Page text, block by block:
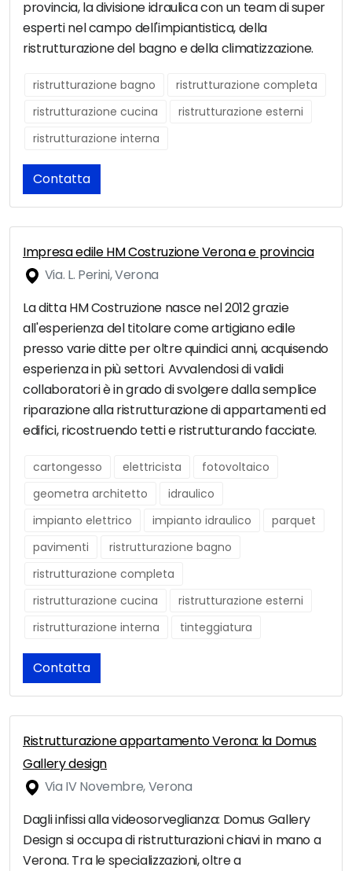
provincia, la divisione idraulica con un team di super
esperti nel campo dell'impiantistica, della
ristrutturazione del bagno e della climatizzazione.
ristrutturazione bagno
ristrutturazione completa
ristrutturazione cucina
ristrutturazione esterni
ristrutturazione interna
Contatta
Impresa edile HM Costruzione Verona e provincia
Via. L. Perini, Verona
La ditta HM Costruzione nasce nel 2012 grazie
all'esperienza del titolare come artigiano edile
presso varie ditte per oltre quindici anni, acquisendo
esperienza in più settori. Avvalendosi di validi
collaboratori è in grado di svolgere dalla semplice
riparazione alla ristrutturazione di appartamenti ed
edifici, ricostruendo tetti e ristrutturando facciate.
cartongesso elettricista
fotovoltaico
geometra architetto
idraulico
impianto elettrico
impianto idraulico
parquet
pavimenti
ristrutturazione bagno
ristrutturazione completa
ristrutturazione cucina
ristrutturazione esterni
ristrutturazione interna
tinteggiatura
Contatta
Ristrutturazione appartamento Verona: la Domus
Gallery design
Via IV Novembre, Verona
Dagli infissi alla videosorveglianza: Domus Gallery
Design si occupa di ristrutturazioni chiavi in mano a
Verona. Tra le specializzazioni, oltre a